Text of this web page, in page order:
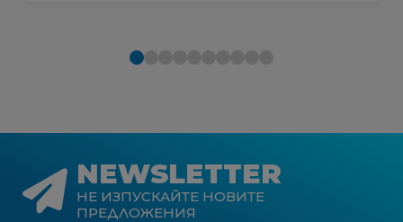
NEWSLETTER
НЕ ИЗПУСКАЙТЕ НОВИТЕ
ПРЕДЛОЖЕНИЯ